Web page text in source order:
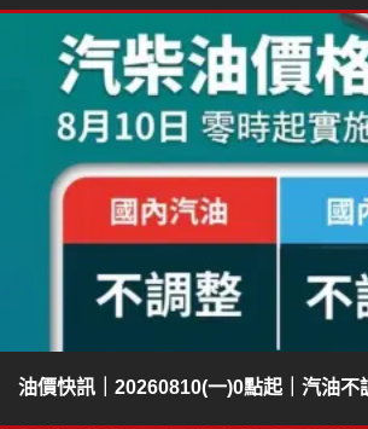
油價快訊｜20260810(一)0點起｜汽油不